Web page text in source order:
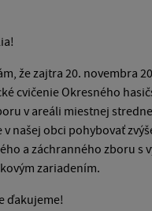
že zajtra 20. novembra
cvičenie Okresného
v areáli miestnej
našej obci pohybovať
a záchranného zboru s
zariadením.
ďakujeme!